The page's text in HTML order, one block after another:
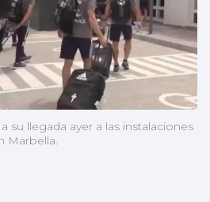
su llegada ayer a las instalaciones
Marbella.